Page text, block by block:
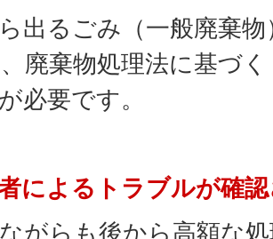
出るごみ（一般廃棄
廃棄物処理法に基づ
必要です。
によるトラブルが確
がらも後から高額な